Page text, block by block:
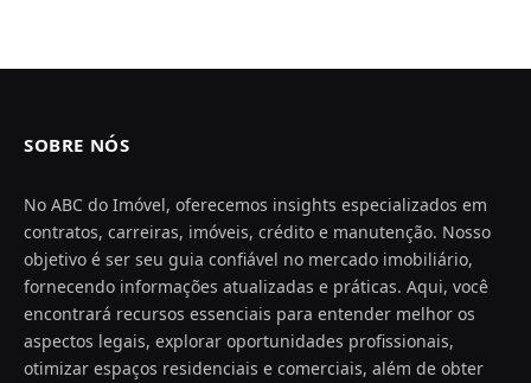
SOBRE NÓS
No ABC do Imóvel, oferecemos insights especializados em
contratos, carreiras, imóveis, crédito e manutenção. Nosso
objetivo é ser seu guia confiável no mercado imobiliário,
fornecendo informações atualizadas e práticas. Aqui, você
encontrará recursos essenciais para entender melhor os
aspectos legais, explorar oportunidades profissionais,
otimizar espaços residenciais e comerciais, além de obter